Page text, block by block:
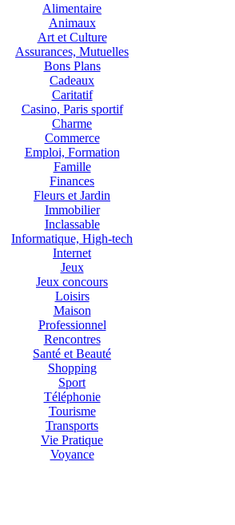
Alimentaire
Animaux
Art et Culture
Assurances, Mutuelles
Bons Plans
Cadeaux
Caritatif
Casino, Paris sportif
Charme
Commerce
Emploi, Formation
Famille
Finances
Fleurs et Jardin
Immobilier
Inclassable
Informatique, High-tech
Internet
Jeux
Jeux concours
Loisirs
Maison
Professionnel
Rencontres
Santé et Beauté
Shopping
Sport
Téléphonie
Tourisme
Transports
Vie Pratique
Voyance